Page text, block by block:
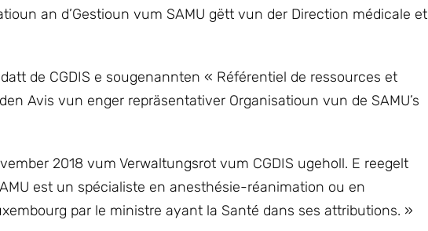
an d’Gestioun vum SAMU gëtt vun der Direction médicale et
de CGDIS e sougenannten « Référentiel de ressources et
Avis vun enger repräsentativer Organisatioun vun de SAMU’s
2018 vum Verwaltungsrot vum CGDIS ugeholl. E reegelt
est un spécialiste en anesthésie-réanimation ou en
par le ministre ayant la Santé dans ses attributions. »